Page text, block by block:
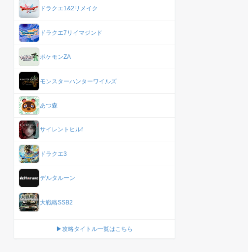
ドラクエ1&2リメイク
ドラクエ7リイマジンド
ポケモンZA
モンスターハンターワイルズ
あつ森
サイレントヒルf
ドラクエ3
デルタルーン
大戦略SSB2
▶攻略タイトル一覧はこちら